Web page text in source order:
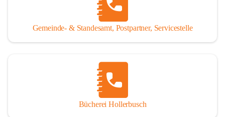
Tragöß - St. Katharein ist eine im Rahmen der
Gemeindestrukturreform 2015 fusionierte Gemeinde, die
aus den ehemaligen Gemeinden Tragöß und St. Katharein
Gemeinde- & Standesamt, Postpartner, Servicestelle
Bücherei Hollerbusch